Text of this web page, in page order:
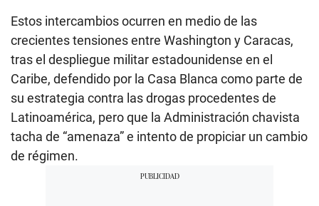
Estos intercambios ocurren en medio de las
crecientes tensiones entre Washington y Caracas,
tras el despliegue militar estadounidense en el
Caribe, defendido por la Casa Blanca como parte de
su estrategia contra las drogas procedentes de
Latinoamérica, pero que la Administración chavista
tacha de “amenaza” e intento de propiciar un cambio
de régimen.